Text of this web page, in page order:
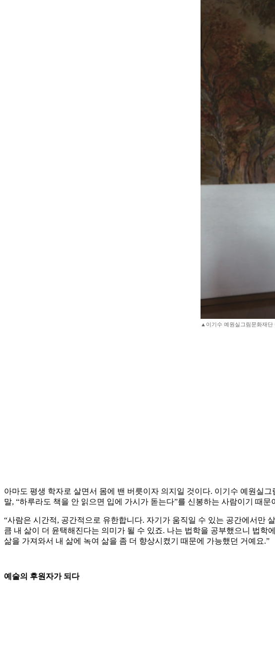
▲이기수 예원실그림문화재단
아마도 평생 학자로 살면서 몸에 밴 버릇이자 의지일 것이다. 이기수 예원실
말, “하루라도 책을 안 읽으면 입에 가시가 돋는다”를 신봉하는 사람이기 때문
“사람은 시간적, 공간적으로 유한합니다. 자기가 움직일 수 있는 공간에서만
큼 내 삶이 더 윤택해진다는 의미가 될 수 있죠. 나는 법학을 공부했으니 법
삶을 가져와서 내 삶에 녹여 삶을 좀 더 향상시켰기 때문에 가능했던 거예요.”
예술의 후원자가 되다